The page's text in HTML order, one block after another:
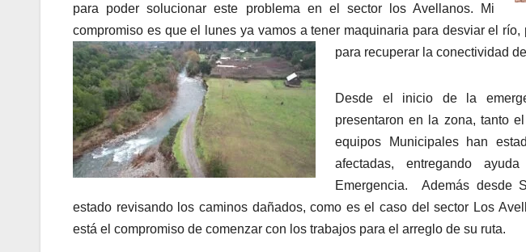
para poder solucionar este problema en el sector los Avellanos. Mi
compromiso es que el lunes ya vamos a tener maquinaria para desviar el
para recuperar la conectividad
Desde el inicio de la
presentaron en la zona, tanto
equipos Municipales han
afectadas, entregando
Emergencia. Además desde
estado revisando los caminos dañados, como es el caso del sector Los
está el compromiso de comenzar con los trabajos para el arreglo de su ruta.